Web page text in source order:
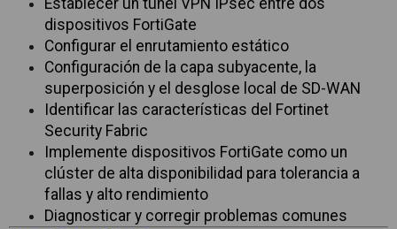
Establecer un túnel VPN IPsec entre dos
dispositivos FortiGate
Configurar el enrutamiento estático
Configuración de la capa subyacente, la
superposición y el desglose local de SD-WAN
Identificar las características del Fortinet
Security Fabric
Implemente dispositivos FortiGate como un
clúster de alta disponibilidad para tolerancia a
fallas y alto rendimiento
Diagnosticar y corregir problemas comunes